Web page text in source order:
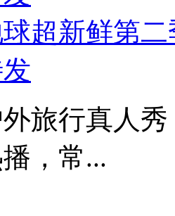
超新鲜第
旅行真人
，常...